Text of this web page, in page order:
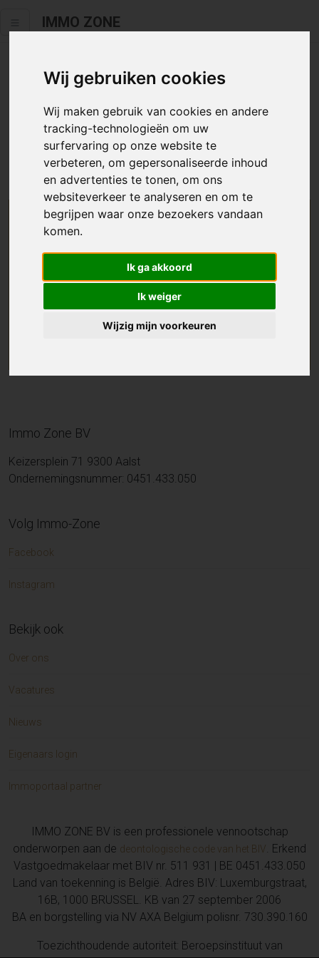
Wij gebruiken cookies
Wij maken gebruik van cookies en andere
tracking-technologieën om uw
surfervaring op onze website te
verbeteren, om gepersonaliseerde inhoud
en advertenties te tonen, om ons
websiteverkeer te analyseren en om te
begrijpen waar onze bezoekers vandaan
komen.
Ik ga akkoord
Ik weiger
Wijzig mijn voorkeuren
IMMO ZONE
Helaas staat dit zoekertje niet
meer online.
Neem zeker een kijkje in ons aanbod te koop
We helpen u graag zoeken
Maak hier een zoekprofiel aan en we houden u op
de hoogte van passend aanbod.
Immo Zone BV
Keizersplein 71 9300 Aalst
Ondernemingsnummer: 0451.433.050
Volg Immo-Zone
Facebook
Instagram
Bekijk ook
Over ons
Vacatures
Nieuws
Eigenaars login
Immoportaal partner
IMMO ZONE BV is een professionele vennootschap
onderworpen aan de deontologische code van het BIV. Erkend
Vastgoedmakelaar met BIV nr. 511 931 | BE 0451.433.050
Land van toekenning is België. Adres BIV: Luxemburgstraat,
16B, 1000 BRUSSEL. KB van 27 september 2006
BA en borgstelling via NV AXA Belgium polisnr. 730.390.160
Toezichthoudende autoriteit: Beroepsinstituut van